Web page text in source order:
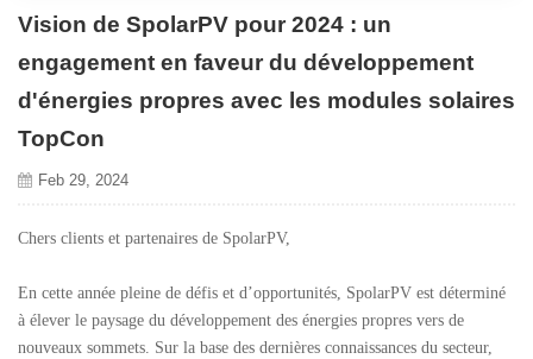
Vision de SpolarPV pour 2024 : un
engagement en faveur du développement
d'énergies propres avec les modules solaires
TopCon
Feb 29, 2024
Chers clients et partenaires de SpolarPV,
En cette année pleine de défis et d’opportunités, SpolarPV est déterminé
à élever le paysage du développement des énergies propres vers de
nouveaux sommets. Sur la base des dernières connaissances du secteur,